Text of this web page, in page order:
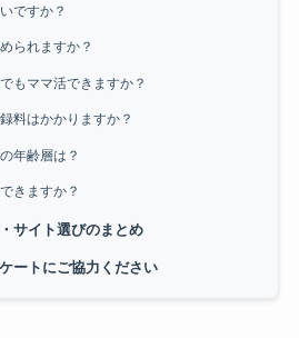
ですか？
られますか？
もママ活できますか？
料はかかりますか？
年齢層は？
きますか？
サイト選びのまとめ
ートにご協力ください